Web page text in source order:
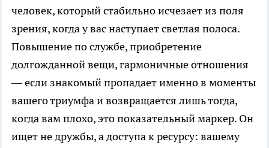
человек, который стабильно исчезает из поля
зрения, когда у вас наступает светлая полоса.
Повышение по службе, приобретение
долгожданной вещи, гармоничные отношения
— если знакомый пропадает именно в моменты
вашего триумфа и возвращается лишь тогда,
когда вам плохо, это показательный маркер. Он
ищет не дружбы, а доступа к ресурсу: вашему